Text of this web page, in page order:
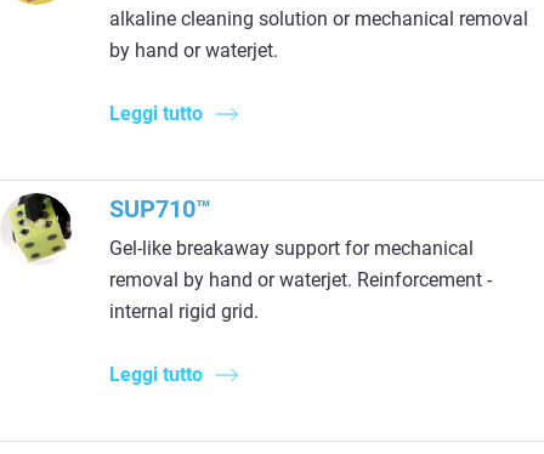
alkaline cleaning solution or mechanical removal
by hand or waterjet.
Leggi tutto
SUP710™
Gel-like breakaway support for mechanical
removal by hand or waterjet. Reinforcement -
internal rigid grid.
Leggi tutto